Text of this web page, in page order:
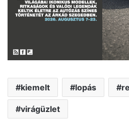
kiemelt lopás
virágüzlet